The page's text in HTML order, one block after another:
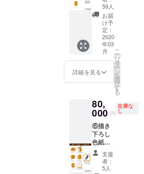
ス』特
製トラ
ンプ ・
収納
BOXへ
のサイ
ン→九
目先生
にサイ
だきま
す ※
お客様
の宛名
は入り
ませ
ん。
（税
込・送
料込・
数量限
定無
し） ・
書籍全3
巻 ・描
き下ろ
し漫画
・ポス
ドセッ
ト ・書
籍収納
BOX ・
『おと
ぎの
ファル
ス』特
製トラ
59人
お届
け予
定：
2020
年03
月
詳細を見る
こ
の
リ
タ
ー
ン
を
選
択
す
る
80,
000 円
在庫な
し
⑥描き
下ろし
色紙
コース
80,000
円／限
支援
者：
5人